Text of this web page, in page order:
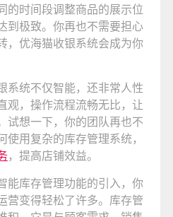
的时间段调整商品的展示位
到极致。你再也不需要担心
，优海猫收银系统会成为你
系统不仅智能，还非常人性
观，操作流程流畅无比，让
试想一下，你的团队再也不
用复杂的库存管理系统，
，提高店铺效益。
能库存管理功能的引入，你
营变得轻松了许多。库存管